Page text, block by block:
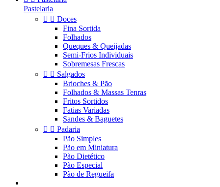
Pastelaria
  Doces
Fina Sortida
Folhados
Queques & Queijadas
Semi-Frios Individuais
Sobremesas Frescas
  Salgados
Brioches & Pão
Folhados & Massas Tenras
Fritos Sortidos
Fatias Variadas
Sandes & Baguetes
  Padaria
Pão Simples
Pão em Miniatura
Pão Dietético
Pão Especial
Pão de Regueifa